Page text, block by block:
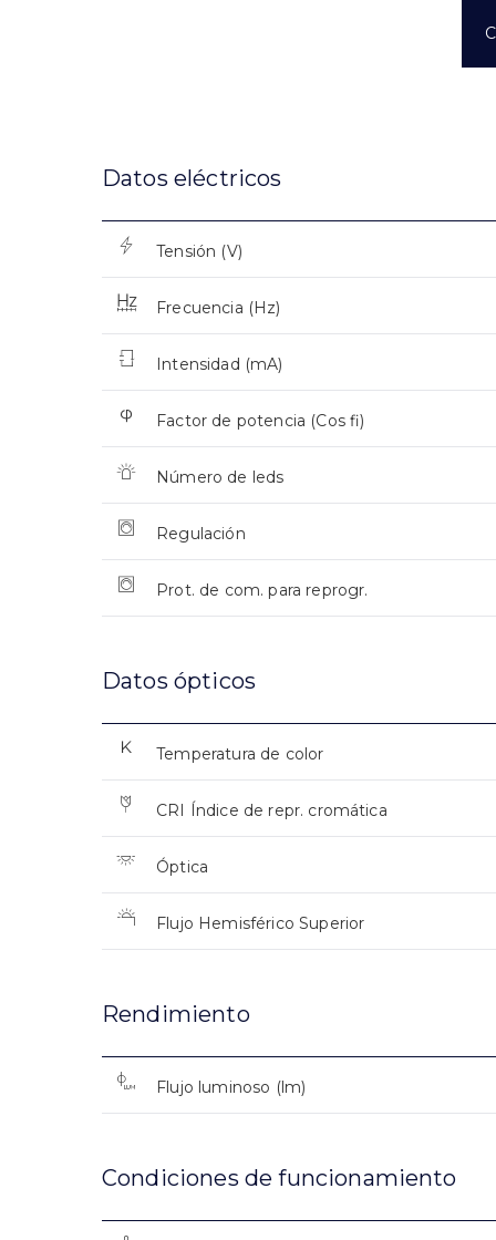
Datos eléctricos
Tensión (V)
Frecuencia (Hz)
Intensidad (mA)
Factor de potencia (Cos fi)
Número de leds
Regulación
Prot. de com. para reprogr.
Datos ópticos
Temperatura de color
CRI Índice de repr. cromática
Óptica
Flujo Hemisférico Superior
Rendimiento
Flujo luminoso (lm)
Condiciones de funcionamiento